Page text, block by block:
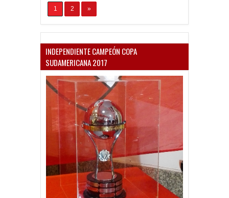
1 2 »
INDEPENDIENTE CAMPEÓN COPA
SUDAMERICANA 2017